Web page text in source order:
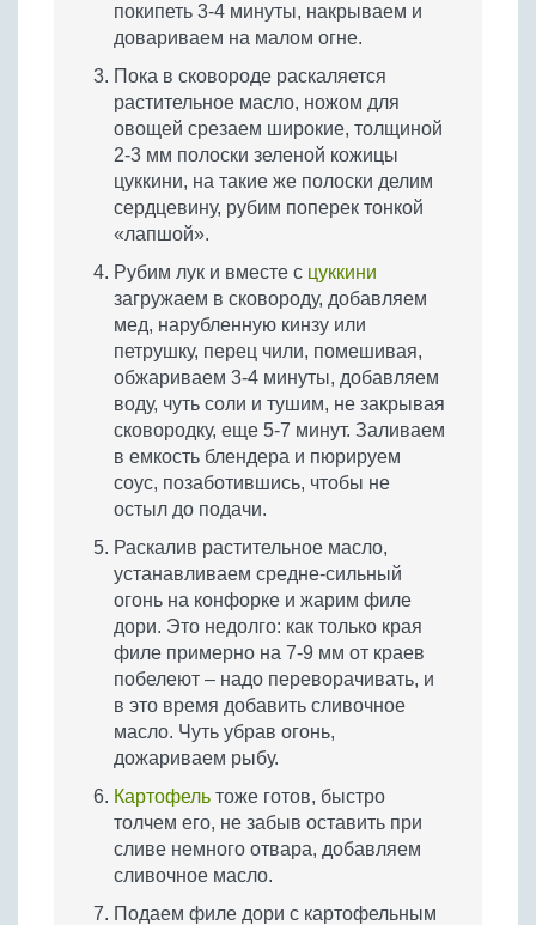
покипеть 3-4 минуты, накрываем и
довариваем на малом огне.
Пока в сковороде раскаляется
растительное масло, ножом для
овощей срезаем широкие, толщиной
2-3 мм полоски зеленой кожицы
цуккини, на такие же полоски делим
сердцевину, рубим поперек тонкой
«лапшой».
Рубим лук и вместе с цуккини
загружаем в сковороду, добавляем
мед, нарубленную кинзу или
петрушку, перец чили, помешивая,
обжариваем 3-4 минуты, добавляем
воду, чуть соли и тушим, не закрывая
сковородку, еще 5-7 минут. Заливаем
в емкость блендера и пюрируем
соус, позаботившись, чтобы не
остыл до подачи.
Раскалив растительное масло,
устанавливаем средне-сильный
огонь на конфорке и жарим филе
дори. Это недолго: как только края
филе примерно на 7-9 мм от краев
побелеют – надо переворачивать, и
в это время добавить сливочное
масло. Чуть убрав огонь,
дожариваем рыбу.
Картофель тоже готов, быстро
толчем его, не забыв оставить при
сливе немного отвара, добавляем
сливочное масло.
Подаем филе дори с картофельным